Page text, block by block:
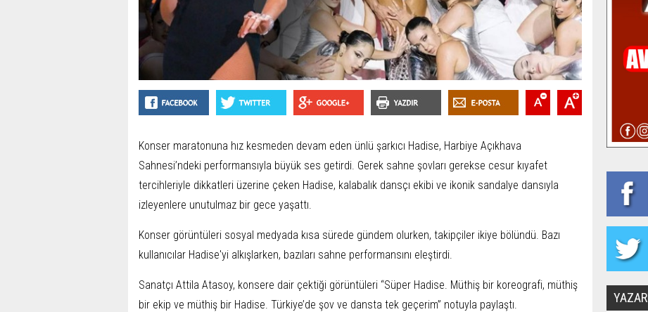
Konser maratonuna hız kesmeden devam eden ünlü şarkıcı Hadise, Harbiye Açıkhava
Sahnesi’ndeki performansıyla büyük ses getirdi. Gerek sahne şovları gerekse cesur kıyafet
tercihleriyle dikkatleri üzerine çeken Hadise, kalabalık dansçı ekibi ve ikonik sandalye dansıyla
izleyenlere unutulmaz bir gece yaşattı.
Konser görüntüleri sosyal medyada kısa sürede gündem olurken, takipçiler ikiye bölündü. Bazı
kullanıcılar Hadise'yi alkışlarken, bazıları sahne performansını eleştirdi.
Sanatçı Attila Atasoy, konsere dair çektiği görüntüleri “Süper Hadise. Müthiş bir koreografi, müthiş
bir ekip ve müthiş bir Hadise. Türkiye’de şov ve dansta tek geçerim” notuyla paylaştı.